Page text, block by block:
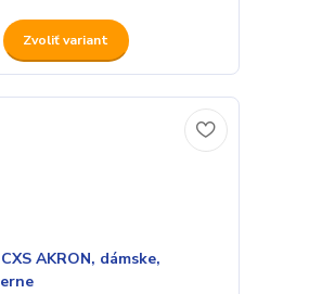
Zvoliť variant